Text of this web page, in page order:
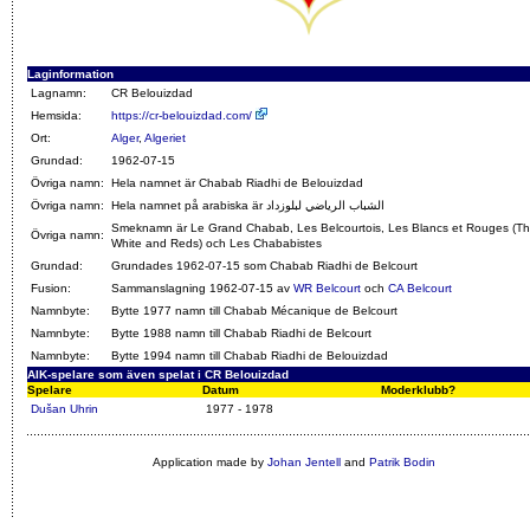
Laginformation
Lagnamn:
CR Belouizdad
Hemsida:
https://cr-belouizdad.com/
Ort:
Alger, Algeriet
Grundad:
1962-07-15
Övriga namn:
Hela namnet är Chabab Riadhi de Belouizdad
Övriga namn:
Hela namnet på arabiska är الشباب الرياضي لبلوزداد
Övriga namn:
Smeknamn är Le Grand Chabab, Les Belcourtois, Les Blancs et Rouges
White and Reds) och Les Chababistes
Grundad:
Grundades 1962-07-15 som Chabab Riadhi de Belcourt
Fusion:
Sammanslagning 1962-07-15 av WR Belcourt och CA Belcourt
Namnbyte:
Bytte 1977 namn till Chabab Mécanique de Belcourt
Namnbyte:
Bytte 1988 namn till Chabab Riadhi de Belcourt
Namnbyte:
Bytte 1994 namn till Chabab Riadhi de Belouizdad
AIK-spelare som även spelat i CR Belouizdad
Spelare
Datum
Moderklubb?
Dušan Uhrin
1977 - 1978
Application made by Johan Jentelland Patrik Bodin